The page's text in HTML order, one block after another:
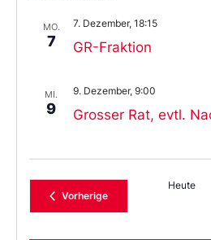
MO.
7 GR-Fraktion
7. Dezember, 18:15
MI.
9 Grosser Rat, evtl.
9. Dezember, 9:00
VorherigeVeranstaltungen
Heute